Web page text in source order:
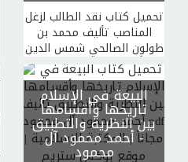
تحميل كتاب نقد الطالب لزغل
المناصب تأليف محمد بن
طولون الصالحي شمس الدين
الدمشقي pdf مجاناً | المكتبة
الإسلامية | موقع بوكس
ستريم
البيعة في الإسلام
تاريخها وأقسامها
بين النظرية والتطبيق
- أحمد محمود آل
محمود